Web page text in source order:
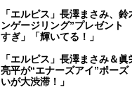
「エルピス」長澤まさみ、
ンゲージリング”プレゼント
すぎ」「輝いてる！」
「エルピス」長澤まさみ＆
亮平が“エナーズアイ”ポー
いが大渋滞！」